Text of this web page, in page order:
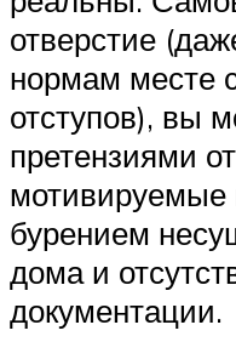
отверстие
нормам месте
отступов), вы
претензиями
мотивируемые
бурением
дома и
документации.